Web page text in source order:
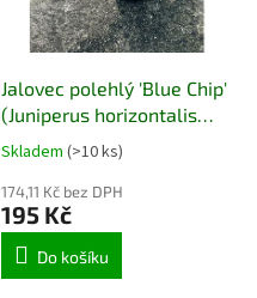
Jalovec polehlý 'Blue Chip'
(Juniperus horizontalis
'Blue Chip')
Skladem (>10 ks)
174,11 Kč bez DPH
195 Kč
Do košíku